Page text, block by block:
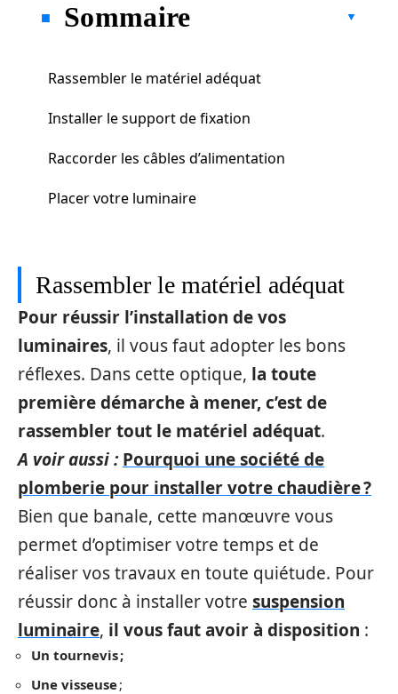
Sommaire
Rassembler le matériel adéquat
Installer le support de fixation
Raccorder les câbles d’alimentation
Placer votre luminaire
Rassembler le matériel adéquat
Pour réussir l’installation de vos
luminaires, il vous faut adopter les bons
réflexes. Dans cette optique, la toute
première démarche à mener, c’est de
rassembler tout le matériel adéquat.
A voir aussi : Pourquoi une société de
plomberie pour installer votre chaudière ?
Bien que banale, cette manœuvre vous
permet d’optimiser votre temps et de
réaliser vos travaux en toute quiétude. Pour
réussir donc à installer votre suspension
luminaire, il vous faut avoir à disposition :
Un tournevis ;
Une visseuse;